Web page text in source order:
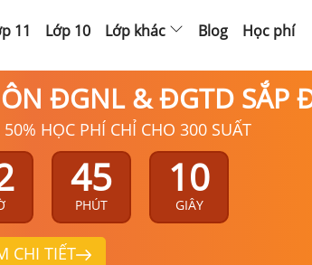
11 Lớp 10 Lớp khác Blog Học phí
ĐGNL & ĐGTD SẮP
HỌC PHÍ CHỈ CHO 300 SUẤT
45
PHÚT
09
GIÂY
CHI TIẾT